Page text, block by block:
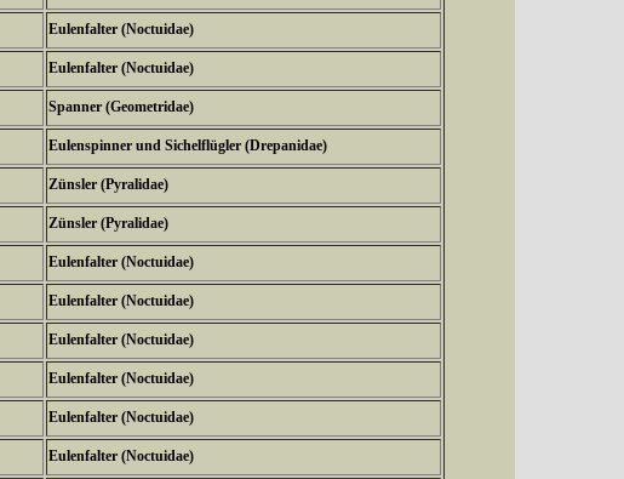
Eulenfalter (Noctuidae)
Eulenfalter (Noctuidae)
Spanner (Geometridae)
Eulenspinner und Sichelflügler (Drepanidae)
Zünsler (Pyralidae)
Zünsler (Pyralidae)
Eulenfalter (Noctuidae)
Eulenfalter (Noctuidae)
Eulenfalter (Noctuidae)
Eulenfalter (Noctuidae)
Eulenfalter (Noctuidae)
Eulenfalter (Noctuidae)